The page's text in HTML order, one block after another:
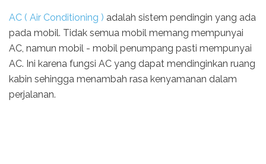
AC ( Air Conditioning ) adalah sistem pendingin yang ada
pada mobil. Tidak semua mobil memang mempunyai
AC, namun mobil - mobil penumpang pasti mempunyai
AC. Ini karena fungsi AC yang dapat mendinginkan ruang
kabin sehingga menambah rasa kenyamanan dalam
perjalanan.